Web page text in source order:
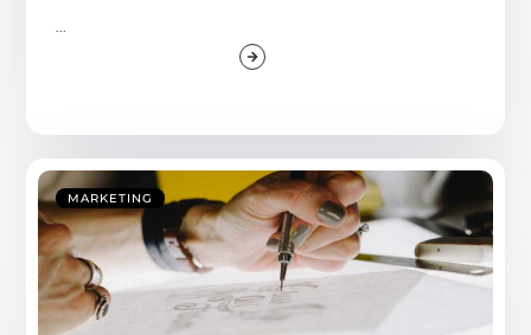
...
MARKETING